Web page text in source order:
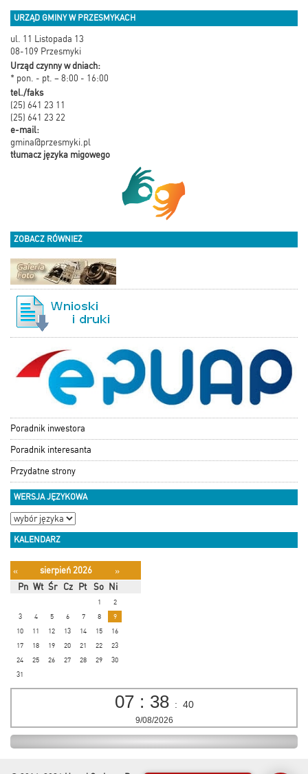
URZĄD GMINY W PRZESMYKACH
ul. 11 Listopada 13
08-109 Przesmyki
Urząd czynny w dniach:
* pon. - pt. – 8:00 - 16:00
tel./faks
(25) 641 23 11
(25) 641 23 22
e-mail:
gmina@przesmyki.pl
tłumacz języka migowego
ZOBACZ RÓWNIEŻ
Poradnik inwestora
Poradnik interesanta
Przydatne strony
WERSJA JĘZYKOWA
KALENDARZ
« sierpień 2026
»
Pn Wt Śr Cz Pt So Ni
1
2
3
4 5 6 7 8
9
10
11 12 13 14 15
16
17
18 19 20 21 22
23
24
25 26 27 28 29
30
31
07 : 38 : 41
9/08/2026